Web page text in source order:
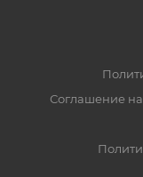
Соглашение